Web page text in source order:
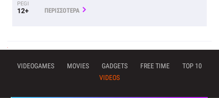
PEGI
12+ ΠΕΡΙΣΣΟΤΕΡΑ
VIDEOGAMES MOVIES GADGETS FREE TIME
TOP 10
VIDEOS